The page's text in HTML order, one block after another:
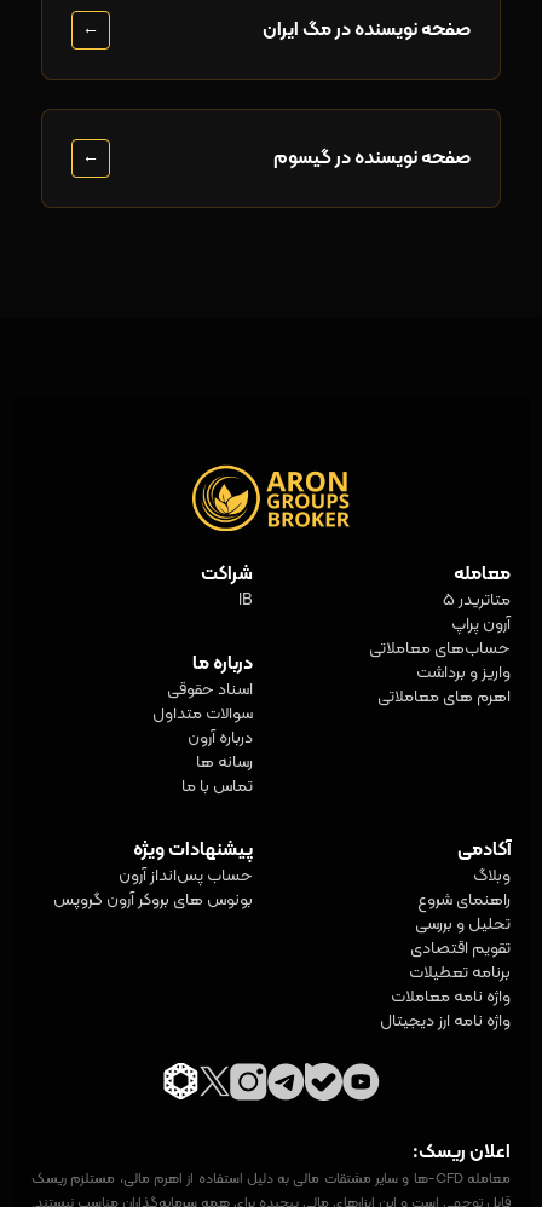
صفحه نویسنده در مگ ایران ←
صفحه نویسنده در گیسوم ←
معامله
متاتریدر 5
آرون پراپ
حساب‌های معاملاتی
واریز و برداشت
اهرم های معاملاتی
شراکت
IB
درباره ما
اسناد حقوقی
سوالات متداول
درباره آرون
رسانه ها
تماس با ما
آکادمی
وبلاگ
راهنمای شروع
تحلیل و بررسی
تقویم اقتصادی
برنامه تعطیلات
واژه‌ نامه معاملات
واژه نامه ارز دیجیتال
پیشنهادات ویژه
حساب پس‌انداز آرون
بونوس های بروکر آرون گروپس
اعلان ریسک:
معامله CFD-ها و سایر مشتقات مالی به دلیل استفاده از اهرم مالی، مستلزم ریسک